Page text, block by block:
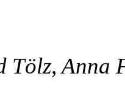
Tölz, Anna